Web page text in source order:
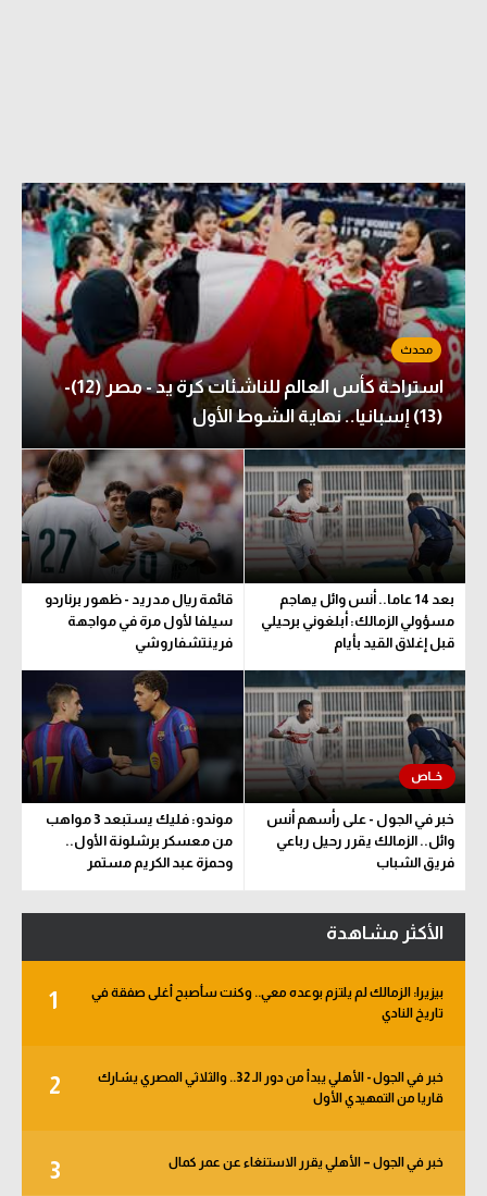
استراحة كأس العالم للناشئات كرة يد - مصر (12)-
(13) إسبانيا.. نهاية الشوط الأول
بعد 14 عاما.. أنس وائل يهاجم
مسؤولي الزمالك: أبلغوني برحيلي
قبل إغلاق القيد بأيام
قائمة ريال مدريد - ظهور برناردو
سيلفا لأول مرة في مواجهة
فرينتشفاروشي
خبر في الجول - على رأسهم أنس
وائل.. الزمالك يقرر رحيل رباعي
فريق الشباب
موندو: فليك يستبعد 3 مواهب
من معسكر برشلونة الأول..
وحمزة عبد الكريم مستمر
الأكثر مشاهدة
1
بيزيرا: الزمالك لم يلتزم بوعده معي.. وكنت سأصبح أغلى صفقة في
تاريخ النادي
2
خبر في الجول - الأهلي يبدأ من دور الـ 32.. والثلاثي المصري يشارك
قاريا من التمهيدي الأول
3 خبر في الجول – الأهلي يقرر الاستنغاء عن عمر كمال